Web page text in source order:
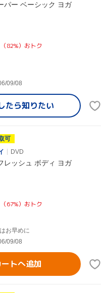
パー ベーシック ヨガ
82%）おトク
09/08
たら知りたい
可
DVD
レッシュ ボディ ヨガ
67%）おトク
お早めに
09/08
ートへ追加